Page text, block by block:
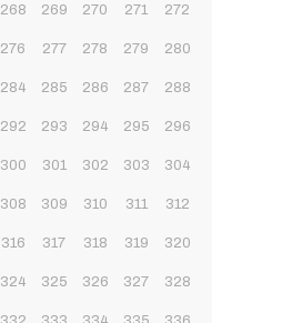
268 269 270 271 272
276 277 278 279 280
284 285 286 287 288
292 293 294 295 296
300 301 302 303 304
308 309 310 311 312
316 317 318 319 320
324 325 326 327 328